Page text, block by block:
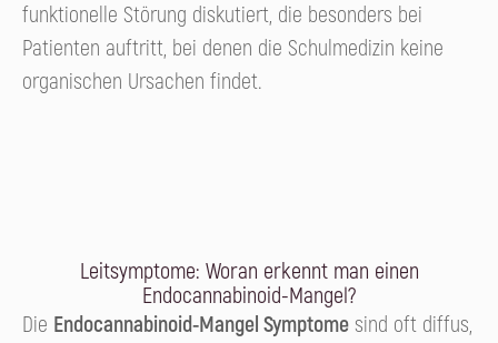
funktionelle Störung diskutiert, die besonders bei
Patienten auftritt, bei denen die Schulmedizin keine
organischen Ursachen findet.
Leitsymptome: Woran erkennt man einen
Endocannabinoid-Mangel?
Die Endocannabinoid-Mangel Symptome sind oft diffus,